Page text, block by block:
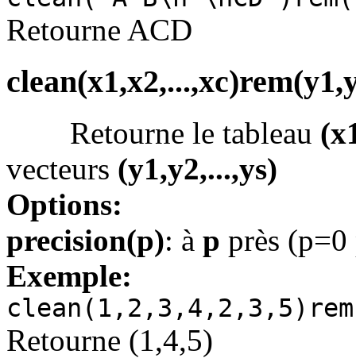
Retourne ACD
Retourne le tableau
vecteurs (y1,y2,...,ys)
Options:
precision(p): à p près
Exemple:
Retourne (1,4,5)